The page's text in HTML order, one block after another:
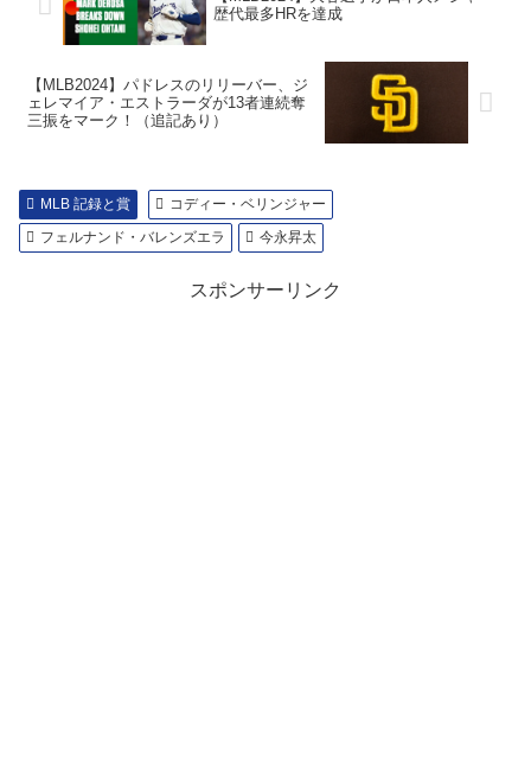
歴代最多HRを達成
【MLB2024】パドレスのリリーバー、ジ
ェレマイア・エストラーダが13者連続奪
三振をマーク！（追記あり）
MLB 記録と賞
コディー・ベリンジャー
フェルナンド・バレンズエラ
今永昇太
スポンサーリンク